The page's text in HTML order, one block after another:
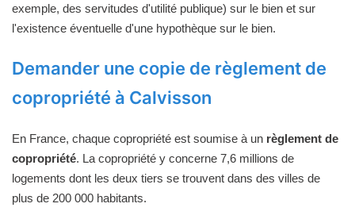
exemple, des servitudes d'utilité publique) sur le bien et sur
l'existence éventuelle d'une hypothèque sur le bien.
Demander une copie de règlement de
copropriété à Calvisson
En France, chaque copropriété est soumise à un règlement de
copropriété. La copropriété y concerne 7,6 millions de
logements dont les deux tiers se trouvent dans des villes de
plus de 200 000 habitants.